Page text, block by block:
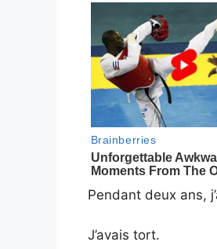
Pendant deux ans,
J’avais tort.